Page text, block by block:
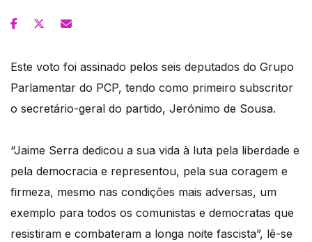
Este voto foi assinado pelos seis deputados do Grupo
Parlamentar do PCP, tendo como primeiro subscritor
o secretário-geral do partido, Jerónimo de Sousa.
“Jaime Serra dedicou a sua vida à luta pela liberdade e
pela democracia e representou, pela sua coragem e
firmeza, mesmo nas condições mais adversas, um
exemplo para todos os comunistas e democratas que
resistiram e combateram a longa noite fascista”, lê-se